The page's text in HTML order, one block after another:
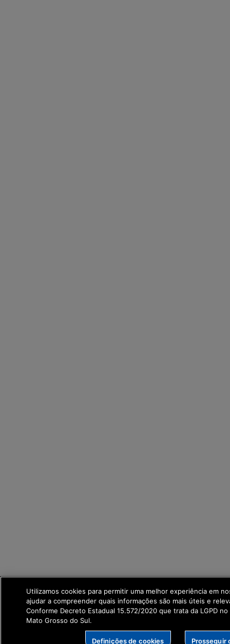
Utilizamos cookies para permitir uma melhor experiência em
ajudar a compreender quais informações são mais úteis e
Conforme Decreto Estadual 15.572/2020 que trata da LGPD
Mato Grosso do Sul.
Definições de cookies Prosseguir